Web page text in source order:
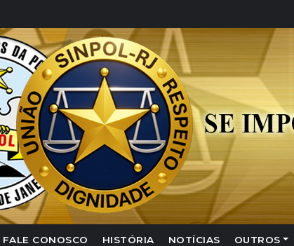
FALE CONOSCO HISTÓRIA NOTÍCIAS OUTROS